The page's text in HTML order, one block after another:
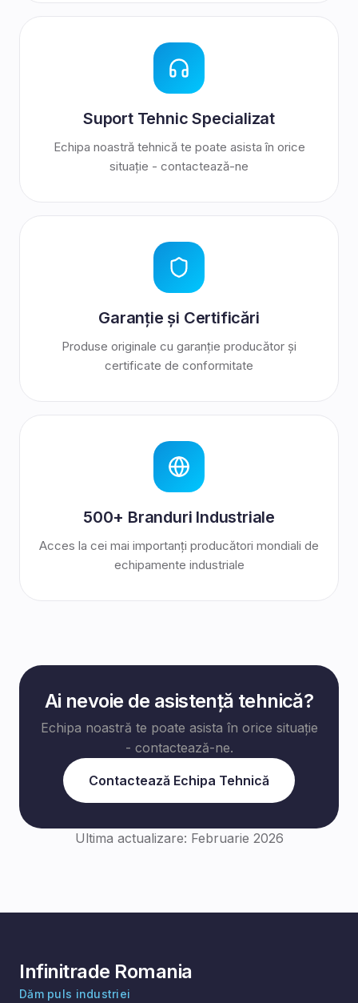
Suport Tehnic Specializat
Echipa noastră tehnică te poate asista în orice
situație - contactează-ne
Garanție și Certificări
Produse originale cu garanție producător și
certificate de conformitate
500+ Branduri Industriale
Acces la cei mai importanți producători mondiali de
echipamente industriale
Ai nevoie de asistență tehnică?
Echipa noastră te poate asista în orice situație
- contactează-ne.
Contactează Echipa Tehnică
Ultima actualizare: Februarie 2026
Infinitrade Romania
Dăm puls industriei